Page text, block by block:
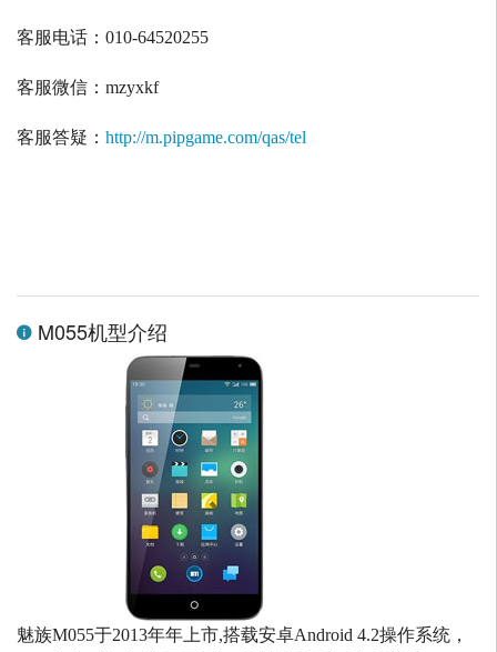
客服电话： 010-64520255
客服微信： mzyxkf
客服答疑： http://m.pipgame.com/qas/tel
M055机型介绍
魅族M055于2013年年上市,搭载安卓Android 4.2操作系统，